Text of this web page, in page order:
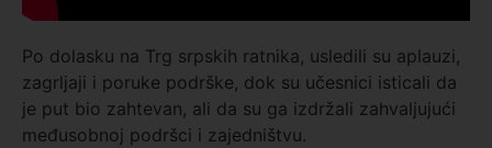
Po dolasku na Trg srpskih ratnika, usledili su aplauzi,
zagrljaji i poruke podrške, dok su učesnici isticali da
je put bio zahtevan, ali da su ga izdržali zahvaljujući
međusobnoj podršci i zajedništvu.